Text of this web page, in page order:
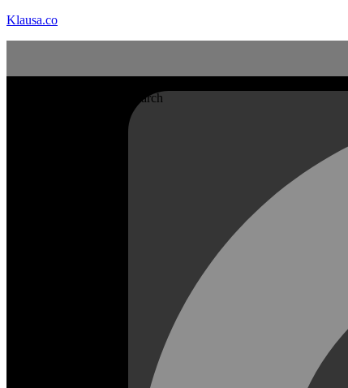
Klausa.co
Search